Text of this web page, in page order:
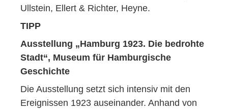
Ullstein, Ellert & Richter, Heyne.
TIPP
Ausstellung „Hamburg 1923. Die bedrohte
Stadt“, Museum für Hamburgische
Geschichte
Die Ausstellung setzt sich intensiv mit den
Ereignissen 1923 auseinander. Anhand von